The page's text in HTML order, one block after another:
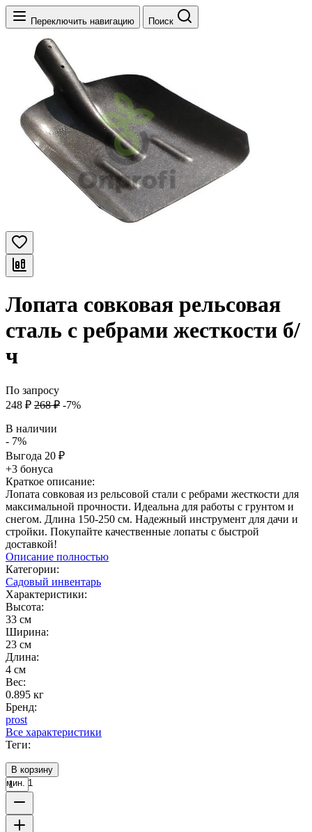
Переключить навигацию Поиск
Лопата совковая рельсовая
сталь с ребрами жесткости б/
ч
По запросу
248 ₽ 268 ₽ -7%
В наличии
- 7%
Выгода 20 ₽
+3 бонуса
Краткое описание:
Лопата совковая из рельсовой стали с ребрами жесткости для
максимальной прочности. Идеальна для работы с грунтом и
снегом. Длина 150-250 см. Надежный инструмент для дачи и
стройки. Покупайте качественные лопаты с быстрой
доставкой!
Описание полностью
Категории:
Садовый инвентарь
Характеристики:
Высота:
33 см
Ширина:
23 см
Длина:
4 см
Вес:
0.895 кг
Бренд:
prost
Все характеристики
Теги:
В корзину
мин. 1